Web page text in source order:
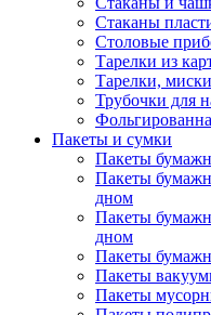
Стаканы
Столовые
Тарелки из
Тарелки,
Трубочки для
Пакеты и сумки
Пакеты
Пакеты
дном
Пакеты
дном
Пакеты
Пакеты
Пакеты